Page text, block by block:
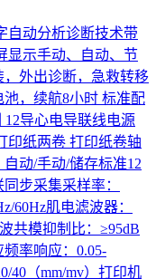
自动分析诊断技术带
显示手动、自动、节
外出诊断，急救转移
，续航8小时 标准配
导心电导联线电源
印纸两卷 打印纸卷轴
动/手动/储存标准12
步采集采样率：
60Hz肌电滤波器：
共模抑制比：≥95dB
率响应：0.05-
40（mm/mv）打印机